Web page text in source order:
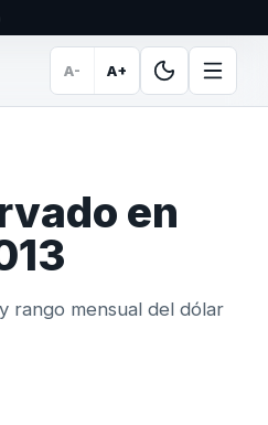
A- A+
en
rango mensual del dólar